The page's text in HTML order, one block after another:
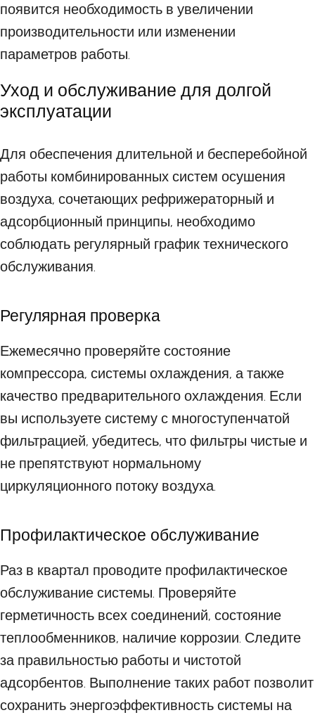
появится необходимость в увеличении
производительности или изменении
параметров работы.
Уход и обслуживание для долгой
эксплуатации
Для обеспечения длительной и бесперебойной
работы комбинированных систем осушения
воздуха, сочетающих рефрижераторный и
адсорбционный принципы, необходимо
соблюдать регулярный график технического
обслуживания.
Регулярная проверка
Ежемесячно проверяйте состояние
компрессора, системы охлаждения, а также
качество предварительного охлаждения. Если
вы используете систему с многоступенчатой
фильтрацией, убедитесь, что фильтры чистые и
не препятствуют нормальному
циркуляционного потоку воздуха.
Профилактическое обслуживание
Раз в квартал проводите профилактическое
обслуживание системы. Проверяйте
герметичность всех соединений, состояние
теплообменников, наличие коррозии. Следите
за правильностью работы и чистотой
адсорбентов. Выполнение таких работ позволит
сохранить энергоэффективность системы на